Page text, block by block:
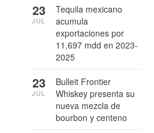
Tequila mexicano
acumula
exportaciones por
11,697 mdd en 2023-
2025
23
JUL
Bulleit Frontier
Whiskey presenta su
nueva mezcla de
bourbon y centeno
23
JUL